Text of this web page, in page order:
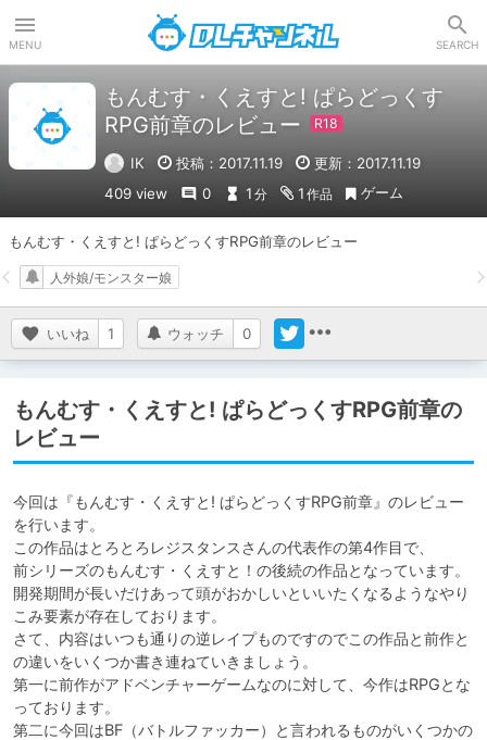
MENU SEARCH
もんむす・くえすと! ぱらどっくす
RPG前章のレビュー
IK 投稿：2017.11.19
更新：2017.11.19
409 view
0 1 分 1 作品 ゲーム
もんむす・くえすと! ぱらどっくすRPG前章のレビュー
いいね 1 ウォッチ 0
人外娘/モンスター娘
もんむす・くえすと! ぱらどっくすRPG前章の
レビュー
今回は『もんむす・くえすと! ぱらどっくすRPG前章』のレビュー
を行います。
この作品はとろとろレジスタンスさんの代表作の第4作目で、
前シリーズのもんむす・くえすと！の後続の作品となっています。
開発期間が長いだけあって頭がおかしいといいたくなるようなやり
こみ要素が存在しております。
さて、内容はいつも通りの逆レイプものですのでこの作品と前作と
の違いをいくつか書き連ねていきましょう。
第一に前作がアドベンチャーゲームなのに対して、今作はRPGとな
っております。
第二に今回はBF（バトルファッカー）と言われるものがいくつかの